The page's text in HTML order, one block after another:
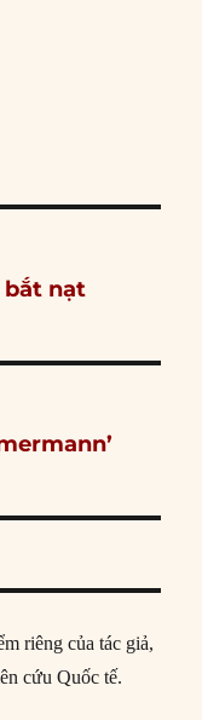
bắt nạt
riêng của tác giả,
cứu Quốc tế.